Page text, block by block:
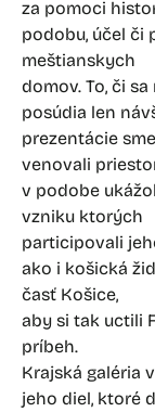
za pomoci
podobu, účel
meštianskych
domov. To, či
posúdia len
prezentácie sme
venovali
v podobe
vzniku ktorých
participovali
ako i košická
časť Košice,
aby si tak uctili
príbeh.
Krajská galéria
jeho diel, ktoré